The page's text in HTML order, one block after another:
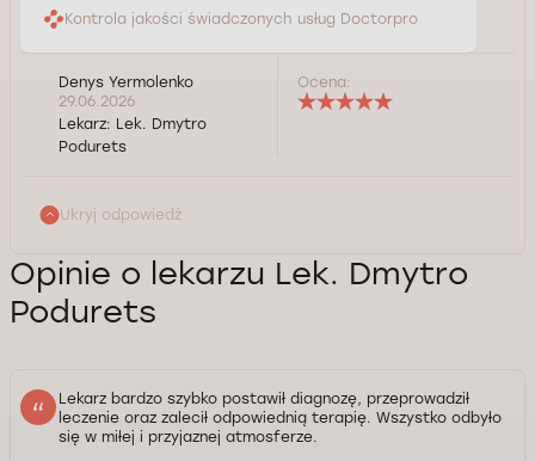
Kontrola jakości świadczonych usług Doctorpro
Denys Yermolenko
29.06.2026
Lekarz: Lek. Dmytro
Podurets
Ocena:
Ukryj odpowiedź
Opinie o lekarzu Lek. Dmytro
Podurets
Lekarz bardzo szybko postawił diagnozę, przeprowadził
leczenie oraz zalecił odpowiednią terapię. Wszystko odbyło
się w miłej i przyjaznej atmosferze.